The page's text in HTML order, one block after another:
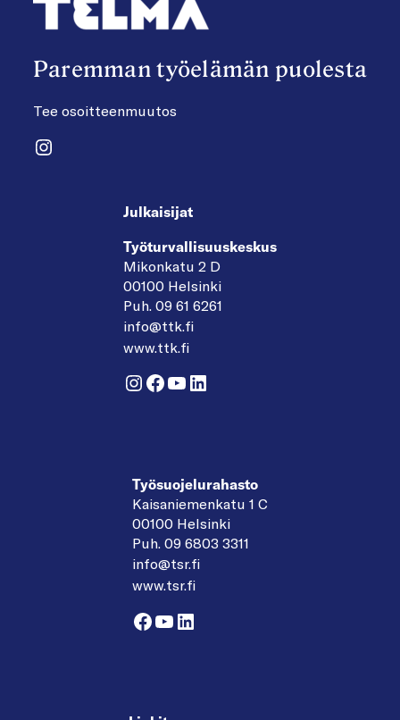
Paremman työelämän puolesta
Tee osoitteenmuutos
Instagram
Julkaisijat
Työturvallisuuskeskus
Mikonkatu 2 D
00100 Helsinki
Puh. 09 61 6261
info@ttk.fi
www.ttk.fi
Instagram
Facebook
YouTube
LinkedIn
Työsuojelurahasto
Kaisaniemenkatu 1 C
00100 Helsinki
Puh. 09 6803 3311
info@tsr.fi
www.tsr.fi
Facebook
YouTube
LinkedIn